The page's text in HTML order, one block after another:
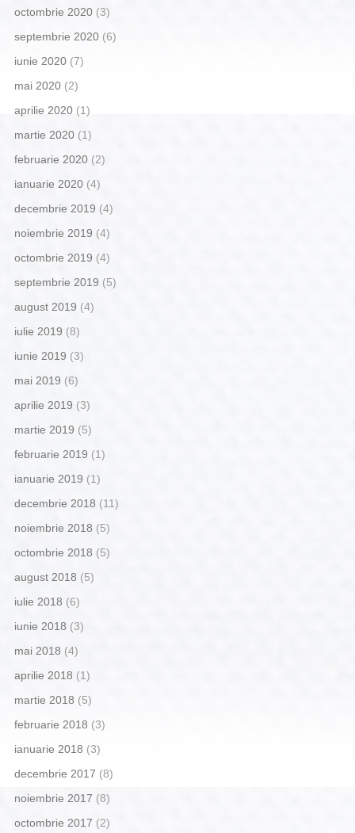
octombrie 2020(3)
septembrie 2020(6)
iunie 2020(7)
mai 2020(2)
aprilie 2020(1)
martie 2020(1)
februarie 2020(2)
ianuarie 2020(4)
decembrie 2019 (4)
noiembrie 2019 (4)
octombrie 2019 (4)
septembrie 2019 (5)
august 2019 (4)
iulie 2019 (8)
iunie 2019 (3)
mai 2019 (6)
aprilie 2019 (3)
martie 2019 (5)
februarie 2019 (1)
ianuarie 2019 (1)
decembrie 2018 (11)
noiembrie 2018 (5)
octombrie 2018 (5)
august 2018 (5)
iulie 2018 (6)
iunie 2018 (3)
mai 2018 (4)
aprilie 2018 (1)
martie 2018 (5)
februarie 2018 (3)
ianuarie 2018 (3)
decembrie 2017 (8)
noiembrie 2017 (8)
octombrie 2017 (2)